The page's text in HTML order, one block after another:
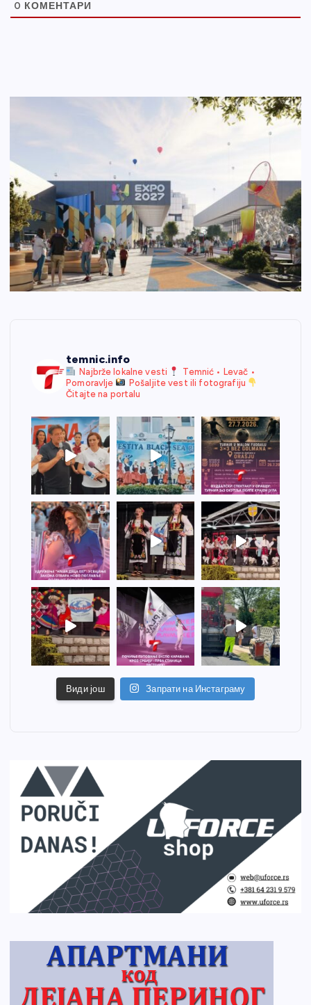
0 КОМЕНТАРИ
temnic.info
Najbrže lokalne vesti
Temnić • Levač •
Pomoravlje
Pošaljite vest ili fotografiju
Čitajte na portalu
Види још Запрати на Инстаграму